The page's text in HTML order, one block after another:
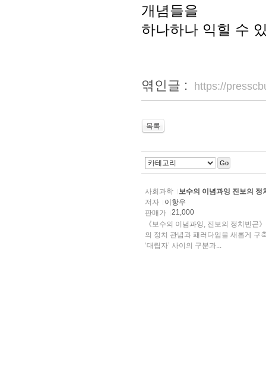
개념들을
하나하나 익힐 수
엮인글 : https://
목록
Go
사회과학
보수의 이념과잉 진보의
저자
이항우
판매가
21,000
《보수의 이념과잉, 진보의 정치빈곤
의 정치 관념과 패러다임을 새롭게 구
‘대립자’ 사이의 구분과...